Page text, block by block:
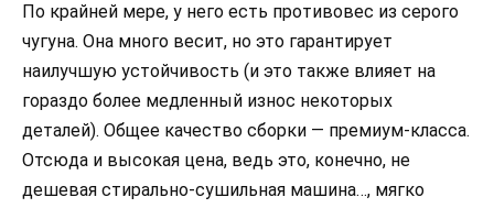
По крайней мере, у него есть противовес из серого
чугуна. Она много весит, но это гарантирует
наилучшую устойчивость (и это также влияет на
гораздо более медленный износ некоторых
деталей). Общее качество сборки — премиум-класса.
Отсюда и высокая цена, ведь это, конечно, не
дешевая стирально-сушильная машина…, мягко